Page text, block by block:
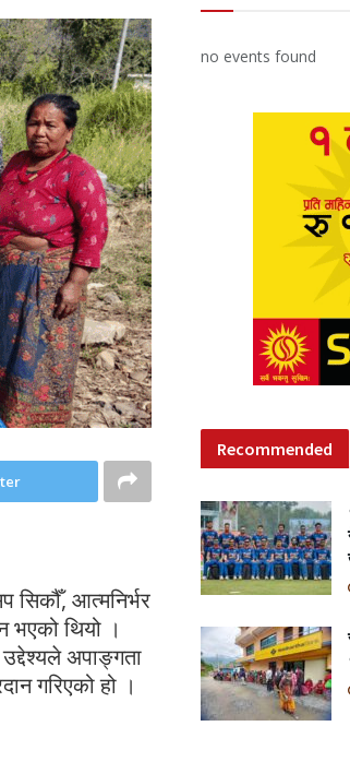
सिकौँ, आत्मनिर्भर
भएको थियो ।
अपाङ्गता
गरिएको हो ।
no events found
Recommended